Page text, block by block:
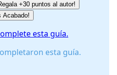
+30 puntos al autor!
Acabado!
esta guía.
esta guía.